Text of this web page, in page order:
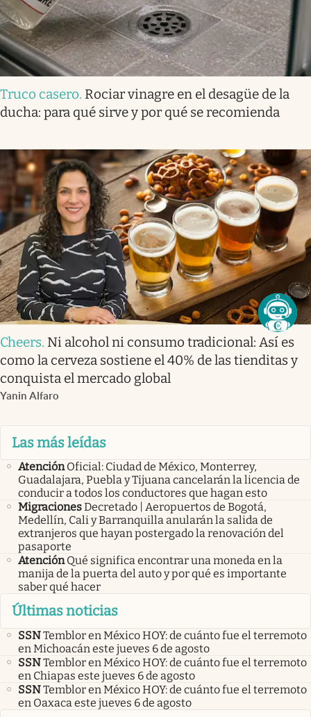
Truco casero. Rociar vinagre en el desagüe de la
ducha: para qué sirve y por qué se recomienda
Cheers. Ni alcohol ni consumo tradicional: Así es
como la cerveza sostiene el 40% de las tienditas y
conquista el mercado global
Yanin Alfaro
Las más leídas
Atención Oficial: Ciudad de México, Monterrey,
Guadalajara, Puebla y Tijuana cancelarán la licencia de
conducir a todos los conductores que hagan esto
MigracionesDecretado | Aeropuertos de Bogotá,
Medellín, Cali y Barranquilla anularán la salida de
extranjeros que hayan postergado la renovación del
pasaporte
Atención Qué significa encontrar una moneda en la
manija de la puerta del auto y por qué es importante
saber qué hacer
Últimas noticias
SSNTemblor en México HOY: de cuánto fue el terremoto
en Michoacán este jueves 6 de agosto
SSNTemblor en México HOY: de cuánto fue el terremoto
en Chiapas este jueves 6 de agosto
SSNTemblor en México HOY: de cuánto fue el terremoto
en Oaxaca este jueves 6 de agosto